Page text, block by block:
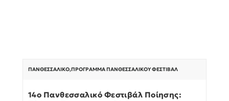
ΠΑΝΘΕΣΣΑΛΙΚΌ,ΠΡΌΓΡΑΜΜΑ ΠΑΝΘΕΣΣΑΛΙΚΟΎ ΦΕΣΤΙΒΆΛ
14ο Πανθεσσαλικό Φεστιβάλ Ποίησης: